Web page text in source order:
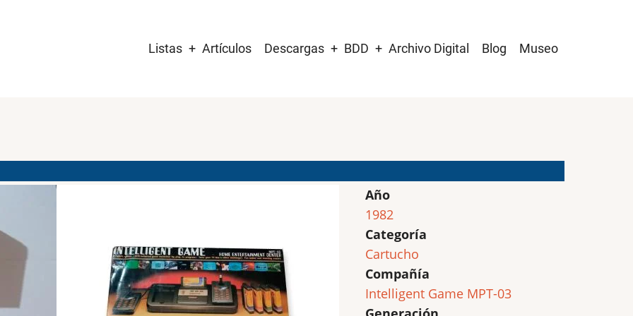
navigation
Listas Artículos Descargas BDD Archivo Digital Blog Museo
Año
1982
Categoría
Cartucho
Compañía
Intelligent Game MPT-03